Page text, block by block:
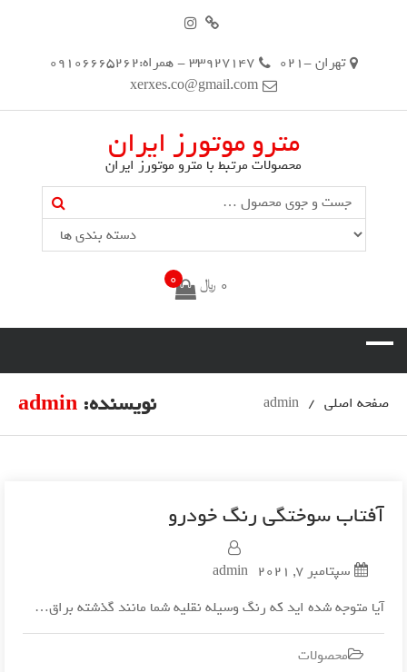
تهران -021
33927147 - همراه:09106665262
xerxes.co@gmail.com
مترو موتورز ایران
محصولات مرتبط با مترو موتورز ایران
Search
0 ﷼ 0
نویسنده: admin صفحه اصلی admin
آفتاب سوختگی رنگ خودرو
سپتامبر 7, 2021
admin
آیا متوجه شده اید که رنگ وسیله نقلیه شما مانند گذشته براق…
محصولات